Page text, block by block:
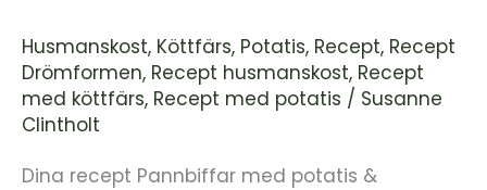
Husmanskost, Köttfärs, Potatis, Recept, Recept
Drömformen, Recept husmanskost, Recept
med köttfärs, Recept med potatis / Susanne
Clintholt
Dina recept Pannbiffar med potatis &